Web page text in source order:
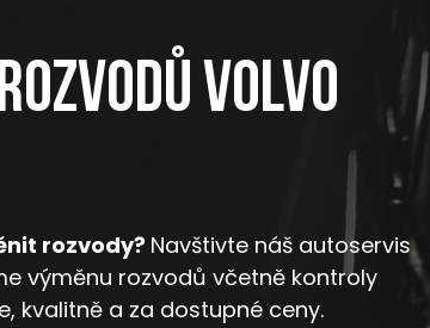
Volvo
rozvody? Navštivte náš autoservis
výměnu rozvodů včetně kontroly
kvalitně a za dostupné ceny.